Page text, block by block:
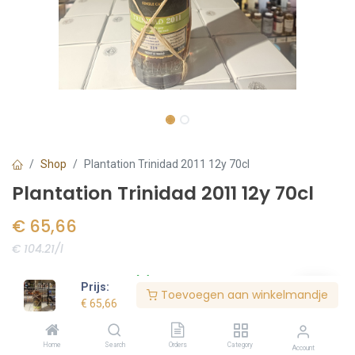
Prijs:
€ 65,66
Toevoegen aan winkelmandje
Home Search Orders Category Account
Shop Plantation Trinidad 2011 12y 70cl
Plantation Trinidad 2011 12y 70cl
€ 65,66
€ 104.21/l
Voorraad:9stuk(s)
€72,95